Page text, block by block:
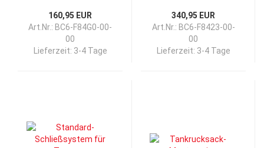
160,95 EUR
Art.Nr.: BC6-F84G0-00-
00
Lieferzeit: 3-4 Tage
340,95 EUR
Art.Nr.: BC6-F8423-00-
00
Lieferzeit: 3-4 Tage